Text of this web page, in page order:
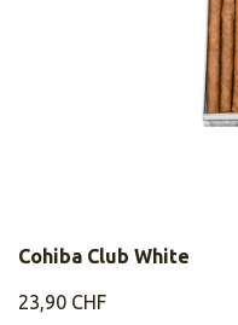
Cohiba Club White
23,90 CHF